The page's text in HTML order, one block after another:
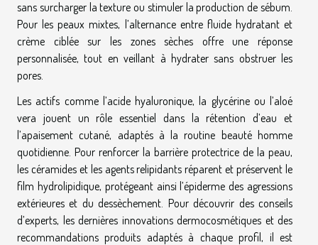
sans surcharger la texture ou stimuler la production de sébum.
Pour les peaux mixtes, l’alternance entre fluide hydratant et
crème ciblée sur les zones sèches offre une réponse
personnalisée, tout en veillant à hydrater sans obstruer les
pores.
Les actifs comme l’acide hyaluronique, la glycérine ou l’aloé
vera jouent un rôle essentiel dans la rétention d’eau et
l’apaisement cutané, adaptés à la routine beauté homme
quotidienne. Pour renforcer la barrière protectrice de la peau,
les céramides et les agents relipidants réparent et préservent le
film hydrolipidique, protégeant ainsi l’épiderme des agressions
extérieures et du dessèchement. Pour découvrir des conseils
d’experts, les dernières innovations dermocosmétiques et des
recommandations produits adaptés à chaque profil, il est